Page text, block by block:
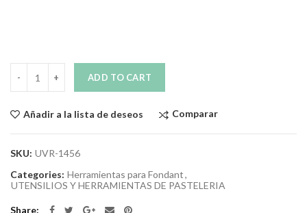
ADD TO CART
Añadir a la lista de deseos Comparar
SKU: UVR-1456
Categories: Herramientas para Fondant,
UTENSILIOS Y HERRAMIENTAS DE PASTELERIA
Share